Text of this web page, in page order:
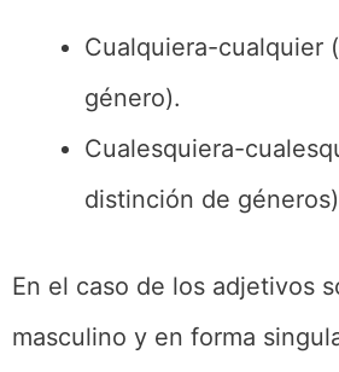
Cualquiera-cualquier
género).
Cualesquiera-
distinción de
En el caso de los adjetivos
masculino y en forma